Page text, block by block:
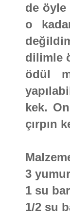
de öyle
o
dilimle
ödül
kek.
çırpın
3
1 su
1/2 su